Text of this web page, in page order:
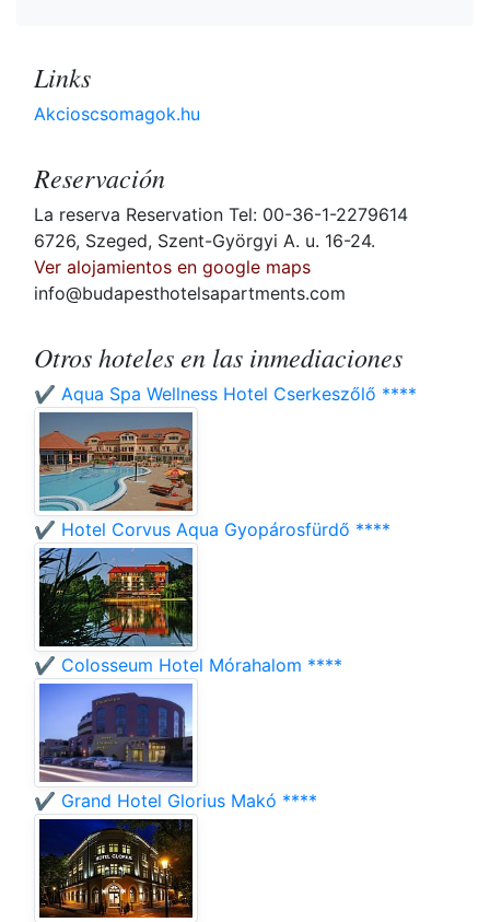
Links
Akcioscsomagok.hu
Reservación
La reserva Reservation Tel: 00-36-1-2279614
6726, Szeged, Szent-Györgyi A. u. 16-24.
Ver alojamientos en google maps
info@budapesthotelsapartments.com
Otros hoteles en las inmediaciones
✔️ Aqua Spa Wellness Hotel Cserkeszőlő ****
✔️ Hotel Corvus Aqua Gyopárosfürdő ****
✔️ Colosseum Hotel Mórahalom ****
✔️ Grand Hotel Glorius Makó ****